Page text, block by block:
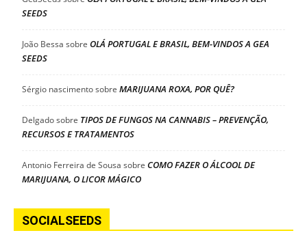
SEEDS
João Bessa sobre OLÁ PORTUGAL E BRASIL, BEM-VINDOS A GEA
SEEDS
Sérgio nascimentosobre MARIJUANA ROXA, POR QUÊ?
Delgadosobre TIPOS DE FUNGOS NA CANNABIS – PREVENÇÃO,
RECURSOS E TRATAMENTOS
Antonio Ferreira de Sousa sobre COMO FAZER O ÁLCOOL DE
MARIJUANA, O LICOR MÁGICO
SOCIALSEEDS